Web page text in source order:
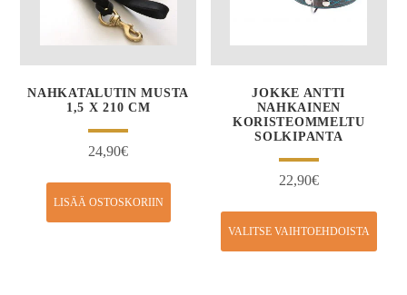
NAHKATALUTIN MUSTA
1,5 X 210 CM
24,90€
LISÄÄ OSTOSKORIIN
JOKKE ANTTI
NAHKAINEN
KORISTEOMMELTU
SOLKIPANTA
22,90€
VALITSE VAIHTOEHDOISTA